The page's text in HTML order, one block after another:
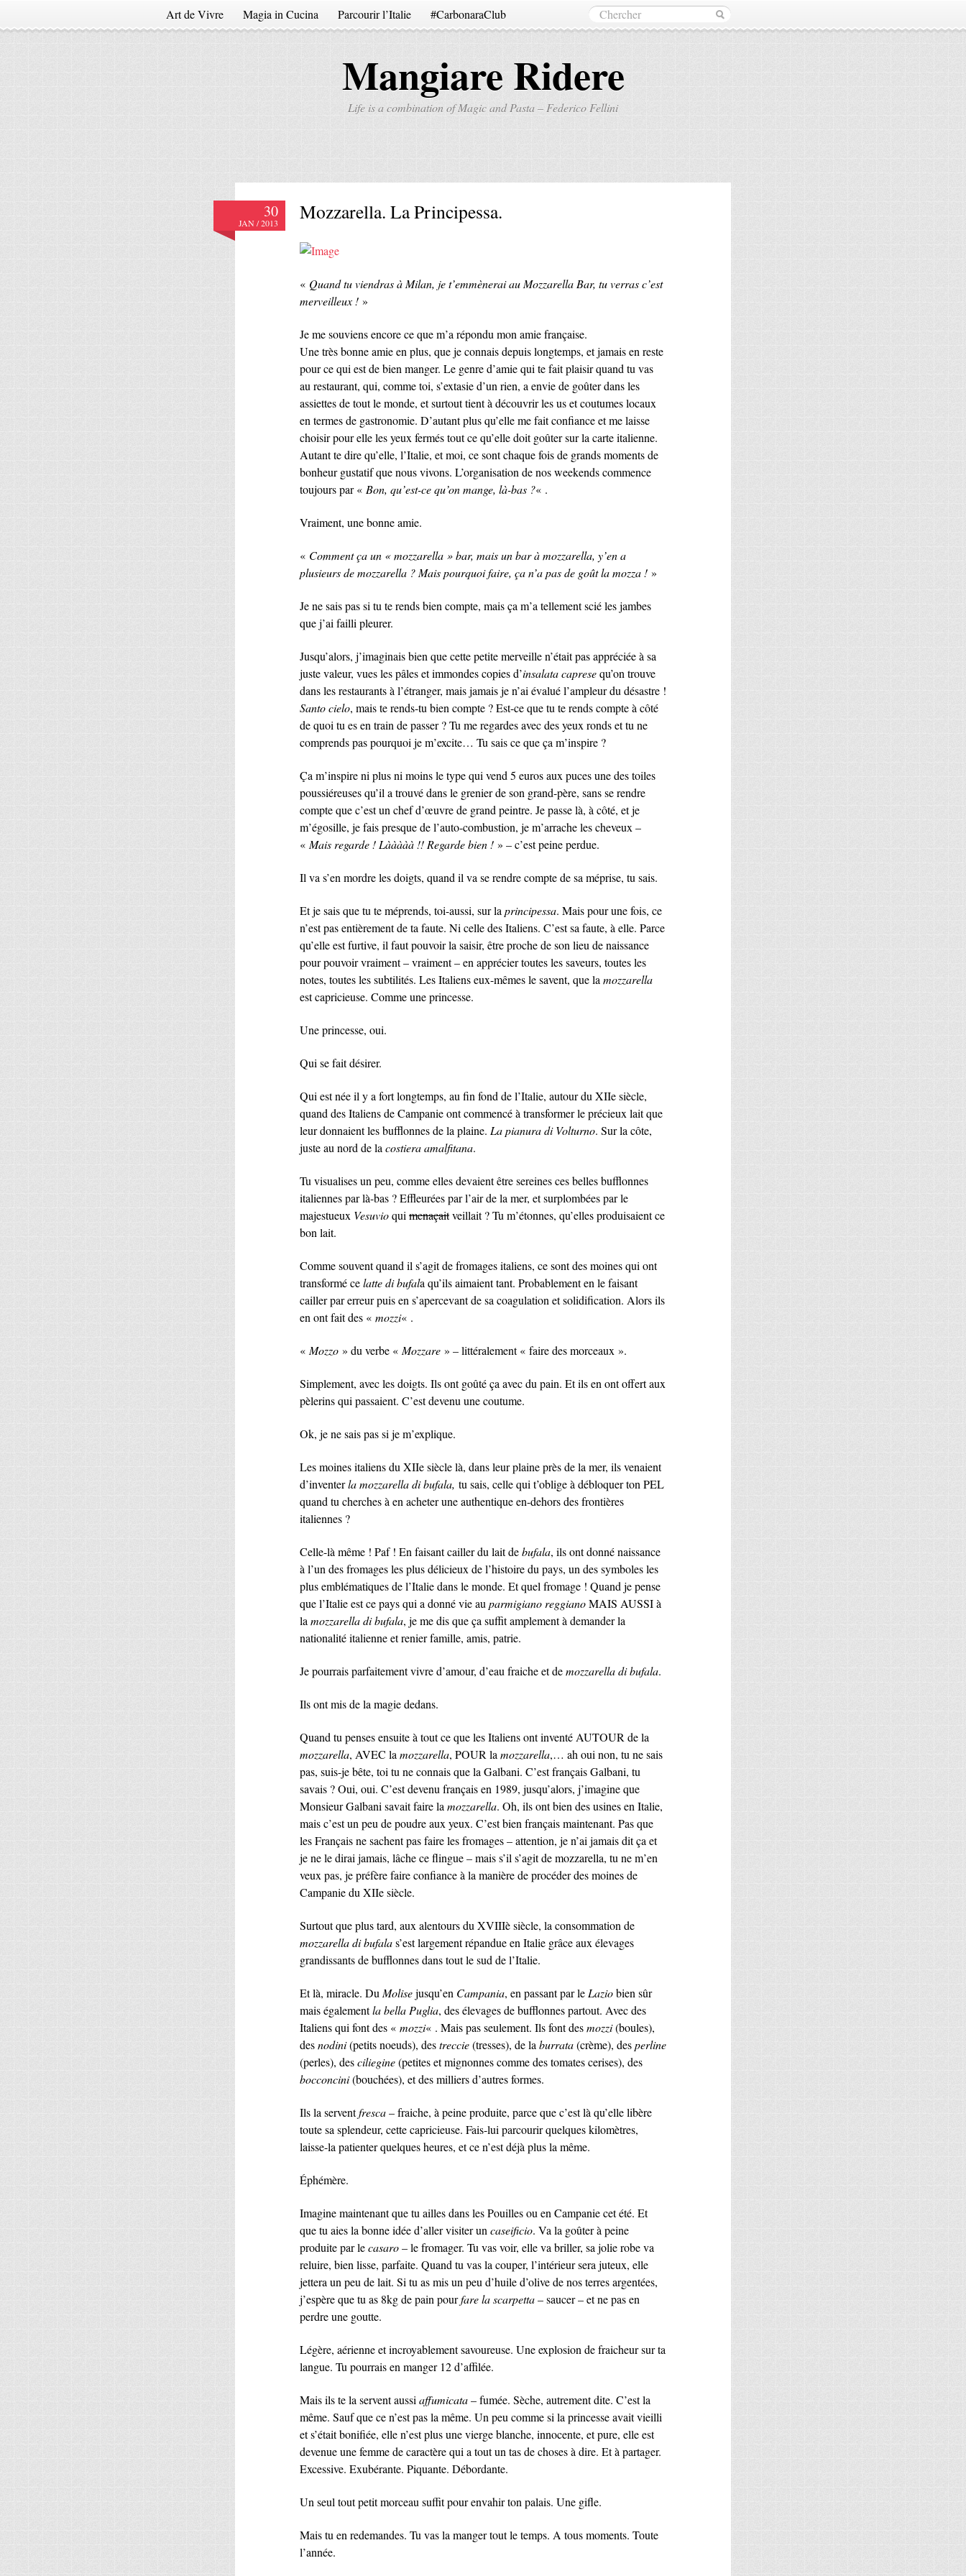
Art de Vivre Magia in Cucina Parcourir l’Italie #CarbonaraClub
Mangiare Ridere
Life is a combination of Magic and Pasta – Federico Fellini
30
JAN / 2013 Mozzarella. La Principessa.
« Quand tu viendras à Milan, je t’emmènerai au Mozzarella Bar, tu verras c’est
merveilleux ! »
Je me souviens encore ce que m’a répondu mon amie française.
Une très bonne amie en plus, que je connais depuis longtemps, et jamais en reste
pour ce qui est de bien manger. Le genre d’amie qui te fait plaisir quand tu vas
au restaurant, qui, comme toi, s’extasie d’un rien, a envie de goûter dans les
assiettes de tout le monde, et surtout tient à découvrir les us et coutumes locaux
en termes de gastronomie. D’autant plus qu’elle me fait confiance et me laisse
choisir pour elle les yeux fermés tout ce qu’elle doit goûter sur la carte italienne.
Autant te dire qu’elle, l’Italie, et moi, ce sont chaque fois de grands moments de
bonheur gustatif que nous vivons. L’organisation de nos weekends commence
toujours par « Bon, qu’est-ce qu’on mange, là-bas ?« .
Vraiment, une bonne amie.
« Comment ça un « mozzarella » bar, mais un bar à mozzarella, y’en a
plusieurs de mozzarella ? Mais pourquoi faire, ça n’a pas de goût la mozza ! »
Je ne sais pas si tu te rends bien compte, mais ça m’a tellement scié les jambes
que j’ai failli pleurer.
Jusqu’alors, j’imaginais bien que cette petite merveille n’était pas appréciée à sa
juste valeur, vues les pâles et immondes copies d’insalata capresequ’on trouve
dans les restaurants à l’étranger, mais jamais je n’ai évalué l’ampleur du désastre !
Santo cielo, mais te rends-tu bien compte ? Est-ce que tu te rends compte à côté
de quoi tu es en train de passer ? Tu me regardes avec des yeux ronds et tu ne
comprends pas pourquoi je m’excite… Tu sais ce que ça m’inspire ?
Ça m’inspire ni plus ni moins le type qui vend 5 euros aux puces une des toiles
poussiéreuses qu’il a trouvé dans le grenier de son grand-père, sans se rendre
compte que c’est un chef d’œuvre de grand peintre. Je passe là, à côté, et je
m’égosille, je fais presque de l’auto-combustion, je m’arrache les cheveux –
« Mais regarde ! Lààààà !! Regarde bien ! » – c’est peine perdue.
Il va s’en mordre les doigts, quand il va se rendre compte de sa méprise, tu sais.
Et je sais que tu te méprends, toi-aussi, sur la principessa. Mais pour une fois, ce
n’est pas entièrement de ta faute. Ni celle des Italiens. C’est sa faute, à elle. Parce
qu’elle est furtive, il faut pouvoir la saisir, être proche de son lieu de naissance
pour pouvoir vraiment – vraiment – en apprécier toutes les saveurs, toutes les
notes, toutes les subtilités. Les Italiens eux-mêmes le savent, que la mozzarella
est capricieuse. Comme une princesse.
Une princesse, oui.
Qui se fait désirer.
Qui est née il y a fort longtemps, au fin fond de l’Italie, autour du XIIe siècle,
quand des Italiens de Campanie ont commencé à transformer le précieux lait que
leur donnaient les bufflonnes de la plaine. La pianura di Volturno. Sur la côte,
juste au nord de la costiera amalfitana.
Tu visualises un peu, comme elles devaient être sereines ces belles bufflonnes
italiennes par là-bas ? Effleurées par l’air de la mer, et surplombées par le
majestueux Vesuvioqui menaçaitveillait ? Tu m’étonnes, qu’elles produisaient ce
bon lait.
Comme souvent quand il s’agit de fromages italiens, ce sont des moines qui ont
transformé celatte di bufala qu’ils aimaient tant. Probablement en le faisant
cailler par erreur puis en s’apercevant de sa coagulation et solidification. Alors ils
en ont fait des « mozzi« .
« Mozzo » du verbe « Mozzare » – littéralement « faire des morceaux ».
Simplement, avec les doigts. Ils ont goûté ça avec du pain. Et ils en ont offert aux
pèlerins qui passaient. C’est devenu une coutume.
Ok, je ne sais pas si je m’explique.
Les moines italiens du XIIe siècle là, dans leur plaine près de la mer, ils venaient
d’inventerla mozzarella di bufala, tu sais, celle qui t’oblige à débloquer ton PEL
quand tu cherches à en acheter une authentique en-dehors des frontières
italiennes ?
Celle-là même ! Paf ! En faisant cailler du lait debufala, ils ont donné naissance
à l’un des fromages les plus délicieux de l’histoire du pays, un des symboles les
plus emblématiques de l’Italie dans le monde. Et quel fromage ! Quand je pense
que l’Italie est ce pays qui a donné vie au parmigiano reggianoMAIS AUSSI à
la mozzarella di bufala, je me dis que ça suffit amplement à demander la
nationalité italienne et renier famille, amis, patrie.
Je pourrais parfaitement vivre d’amour, d’eau fraiche et demozzarella di bufala.
Ils ont mis de la magie dedans.
Quand tu penses ensuite à tout ce que les Italiens ont inventé AUTOUR de la
mozzarella, AVEC la mozzarella, POUR la mozzarella,… ah oui non, tu ne sais
pas, suis-je bête, toi tu ne connais que la Galbani. C’est français Galbani, tu
savais ? Oui, oui. C’est devenu français en 1989, jusqu’alors, j’imagine que
Monsieur Galbani savait faire la mozzarella. Oh, ils ont bien des usines en Italie,
mais c’est un peu de poudre aux yeux. C’est bien français maintenant. Pas que
les Français ne sachent pas faire les fromages – attention, je n’ai jamais dit ça et
je ne le dirai jamais, lâche ce flingue – mais s’il s’agit de mozzarella, tu ne m’en
veux pas, je préfère faire confiance à la manière de procéder des moines de
Campanie du XIIe siècle.
Surtout que plus tard, aux alentours du XVIIIè siècle, la consommation de
mozzarella di bufalas’est largement répandue en Italie grâce aux élevages
grandissants de bufflonnes dans tout le sud de l’Italie.
Et là, miracle. Du Molisejusqu’en Campania, en passant par le Laziobien sûr
mais égalementla bella Puglia, des élevages de bufflonnes partout. Avec des
Italiens qui font des « mozzi« . Mais pas seulement. Ils font desmozzi(boules),
desnodini(petits noeuds), destreccie(tresses), de la burrata(crème), desperline
(perles), desciliegine(petites et mignonnes comme des tomates cerises), des
bocconcini(bouchées), et des milliers d’autres formes.
Ils la serventfresca– fraiche, à peine produite, parce que c’est là qu’elle libère
toute sa splendeur, cette capricieuse. Fais-lui parcourir quelques kilomètres,
laisse-la patienter quelques heures, et ce n’est déjà plus la même.
Éphémère.
Imagine maintenant que tu ailles dans les Pouilles ou en Campanie cet été. Et
que tu aies la bonne idée d’aller visiter un caseificio. Va la goûter à peine
produite par lecasaro– le fromager. Tu vas voir, elle va briller, sa jolie robe va
reluire, bien lisse, parfaite. Quand tu vas la couper, l’intérieur sera juteux, elle
jettera un peu de lait. Si tu as mis un peu d’huile d’olive de nos terres argentées,
j’espère que tu as 8kg de pain pourfare la scarpetta– saucer – et ne pas en
perdre une goutte.
Légère, aérienne et incroyablement savoureuse. Une explosion de fraicheur sur ta
langue. Tu pourrais en manger 12 d’affilée.
Mais ils te la servent aussi affumicata– fumée. Sèche, autrement dite. C’est la
même. Sauf que ce n’est pas la même. Un peu comme si la princesse avait vieilli
et s’était bonifiée, elle n’est plus une vierge blanche, innocente, et pure, elle est
devenue une femme de caractère qui a tout un tas de choses à dire. Et à partager.
Excessive. Exubérante. Piquante. Débordante.
Un seul tout petit morceau suffit pour envahir ton palais. Une gifle.
Mais tu en redemandes. Tu vas la manger tout le temps. A tous moments. Toute
l’année.